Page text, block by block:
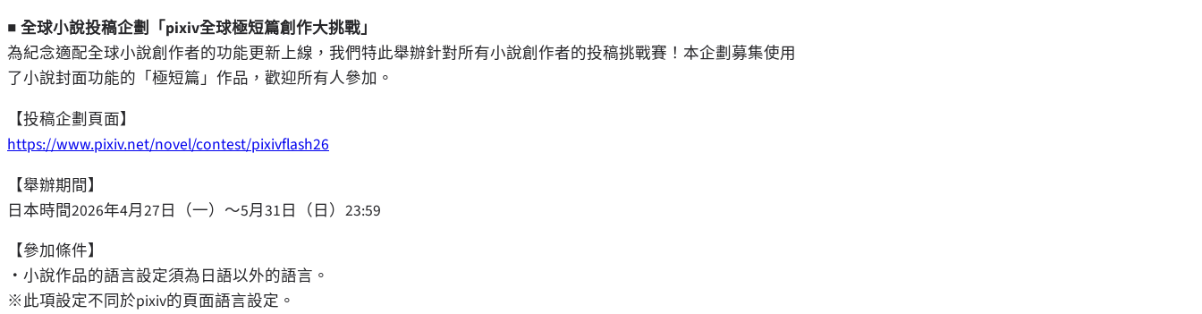
■ 全球小說投稿企劃「pixiv全球極短篇創作大挑戰」
為紀念適配全球小說創作者的功能更新上線，我們特此舉辦針對所有小說創作者的投稿挑戰賽！本企劃募集使用
了小說封面功能的「極短篇」作品，歡迎所有人參加。
【投稿企劃頁面】
https://www.pixiv.net/novel/contest/pixivflash26
【舉辦期間】
日本時間2026年4月27日（一）～5月31日（日）23:59
【參加條件】
・小說作品的語言設定須為日語以外的語言。
※此項設定不同於pixiv的頁面語言設定。